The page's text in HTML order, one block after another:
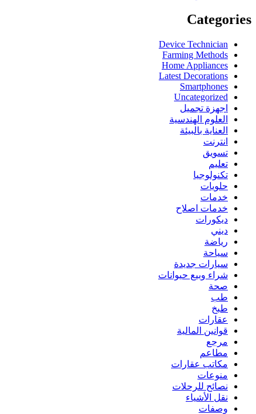
Categories
Device Technician
Farming Methods
Home Appliances
Latest Decorations
Smartphones
Uncategorized
اجهزة تجميل
العلوم الهندسية
العناية بالبيئة
انترنت
تسويق
تعليم
تكنولوجيا
حلويات
خدمات
خدمات اصلاح
ديكورات
ديني
رياضة
سياحة
سيارات جديدة
شراء وبيع حيوانات
صحة
طب
طبخ
عقارات
قوانين المالية
مرجع
مطاعم
مكاتب عقارات
منوعات
نصائح للرحلات
نقل الأشياء
وصفات